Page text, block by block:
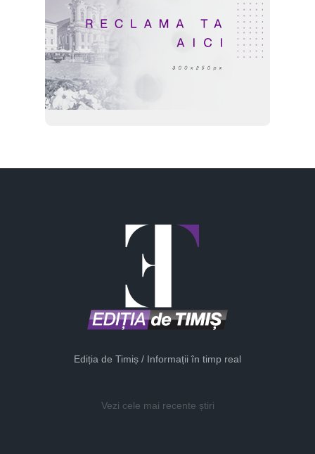
Ediția de Timiș / Informații în timp real
Vezi cele mai recente știri